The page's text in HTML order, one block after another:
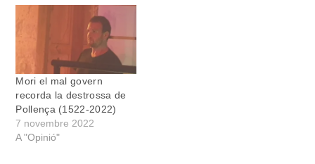
Mori el mal govern
recorda la destrossa de
Pollença (1522-2022)
7 novembre 2022
A "Opinió"